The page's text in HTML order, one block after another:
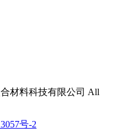
材料科技有限公司 All
号-2